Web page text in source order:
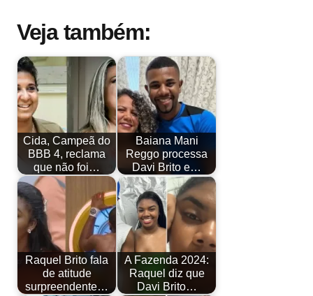
Veja também:
Cida, Campeã do
BBB 4, reclama
que não foi…
Baiana Mani
Reggo processa
Davi Brito e…
Raquel Brito fala
de atitude
surpreendente…
A Fazenda 2024:
Raquel diz que
Davi Brito…